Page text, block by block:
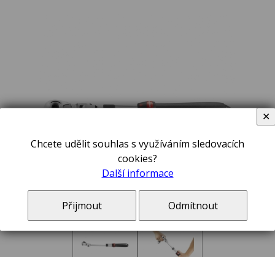
Chcete udělit souhlas s využíváním sledovacích
cookies?
Další informace
Přijmout Odmítnout
✕